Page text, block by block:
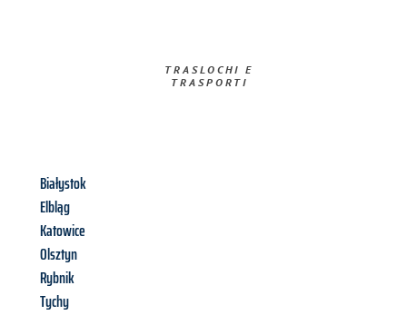
TRASLOCHI E
TRASPORTI​
Białystok
Elbląg
Katowice
Olsztyn
Rybnik
Tychy